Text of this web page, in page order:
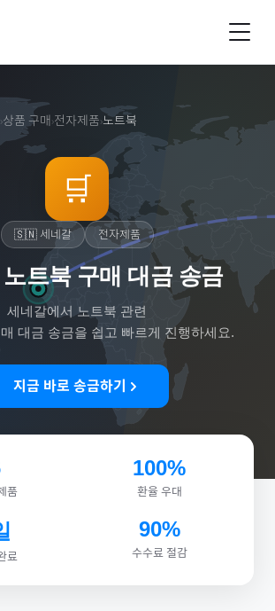
›상품 구매 ›전자제품›노트북
🛒
🇸🇳 세네갈 전자제품
트북 구매 대금 송금
세네갈에서 노트북 관련
대금 송금을 쉽고 빠르게 진행하세요.
지금 바로 송금하기
품
100%
환율 우대
료
90%
수수료 절감